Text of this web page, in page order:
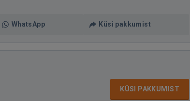
WhatsApp Küsi pakkumist
KÜSI PAKKUMIST